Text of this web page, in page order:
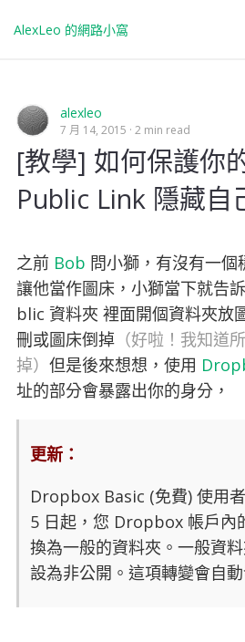
AlexLeo 的網路小窩
alexleo
7 月 14, 2015 2 min read
[教學] 如何保護你
Public Link 隱藏自
之前 Bob 問小獅，有沒有一個
讓他當作圖床，小獅當下就告
blic 資料夾 裡面開個資料夾放
刪或圖床倒掉 （好啦！我知道
掉） 但是後來想想，使用
址的部分會暴露出你的身分，
更新：
Dropbox Basic (免費) 使用
5 日起，您 Dropbox 帳戶內
換為一般的資料夾。一般資
設為非公開。這項轉變會自動